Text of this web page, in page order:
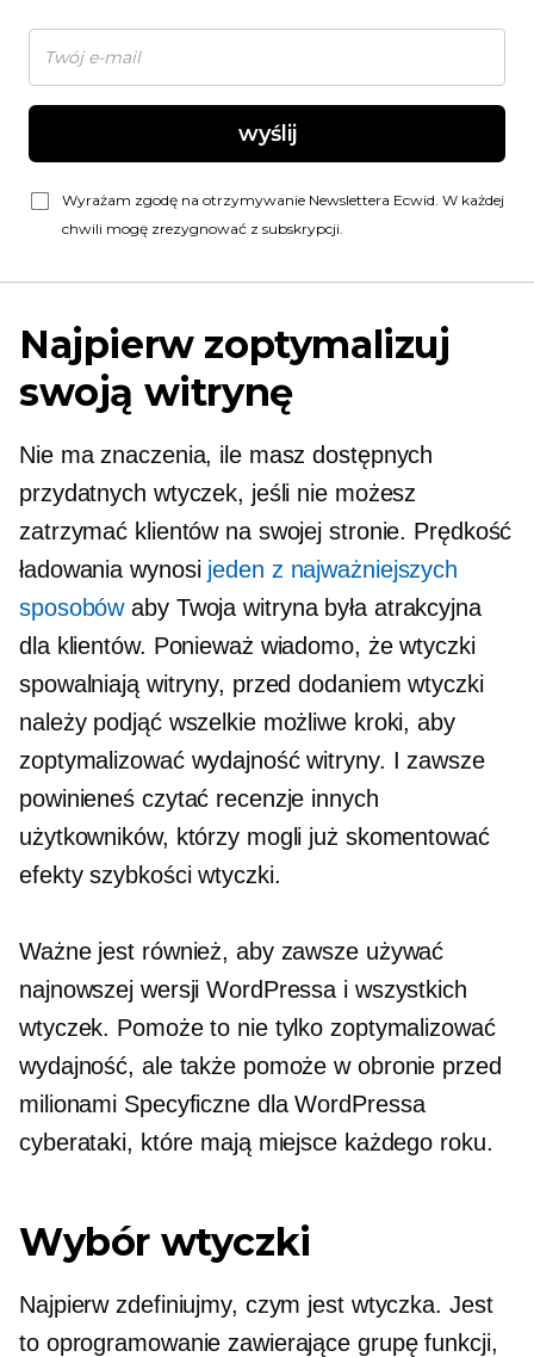
wyślij
Wyrażam zgodę na otrzymywanie Newslettera Ecwid. W każdej
chwili mogę zrezygnować z subskrypcji.
Najpierw zoptymalizuj
swoją witrynę
Nie ma znaczenia, ile masz dostępnych
przydatnych wtyczek, jeśli nie możesz
zatrzymać klientów na swojej stronie. Prędkość
ładowania wynosi jeden z najważniejszych
sposobówaby Twoja witryna była atrakcyjna
dla klientów. Ponieważ wiadomo, że wtyczki
spowalniają witryny, przed dodaniem wtyczki
należy podjąć wszelkie możliwe kroki, aby
zoptymalizować wydajność witryny. I zawsze
powinieneś czytać recenzje innych
użytkowników, którzy mogli już skomentować
efekty szybkości wtyczki.
Ważne jest również, aby zawsze używać
najnowszej wersji WordPressa i wszystkich
wtyczek. Pomoże to nie tylko zoptymalizować
wydajność, ale także pomoże w obronie przed
milionami Specyficzne dla WordPressa
cyberataki, które mają miejsce każdego roku.
Wybór wtyczki
Najpierw zdefiniujmy, czym jest wtyczka. Jest
to oprogramowanie zawierające grupę funkcji,